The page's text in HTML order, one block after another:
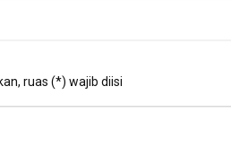
ruas (*) wajib diisi